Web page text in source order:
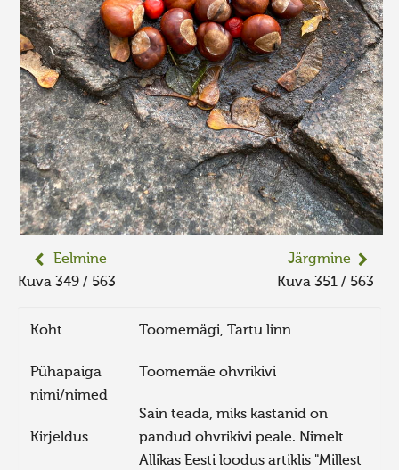
Eelmine
Kuva 349 / 563
Järgmine
Kuva 351 / 563
Koht Toomemägi, Tartu linn
Pühapaiga
nimi/nimed
Toomemäe ohvrikivi
Kirjeldus
Sain teada, miks kastanid on
pandud ohvrikivi peale. Nimelt
Allikas Eesti loodus artiklis "Millest